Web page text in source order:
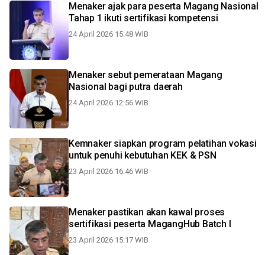
Menaker ajak para peserta Magang Nasional
Tahap 1 ikuti sertifikasi kompetensi
24 April 2026 15:48 WIB
Menaker sebut pemerataan Magang
Nasional bagi putra daerah
24 April 2026 12:56 WIB
Kemnaker siapkan program pelatihan vokasi
untuk penuhi kebutuhan KEK & PSN
23 April 2026 16:46 WIB
Menaker pastikan akan kawal proses
sertifikasi peserta MagangHub Batch I
23 April 2026 15:17 WIB